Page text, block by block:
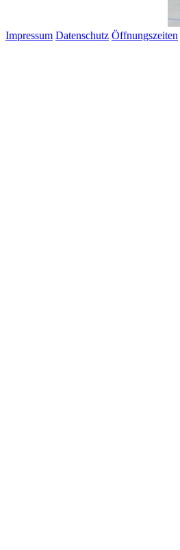
Impressum Datenschutz Öffnungszeiten